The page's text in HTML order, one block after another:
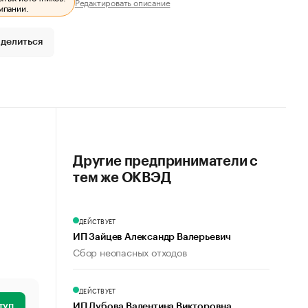
Другие предприниматели с
тем же ОКВЭД
ДЕЙСТВУЕТ
ИП Зайцев Александр Валерьевич
Сбор неопасных отходов
ДЕЙСТВУЕТ